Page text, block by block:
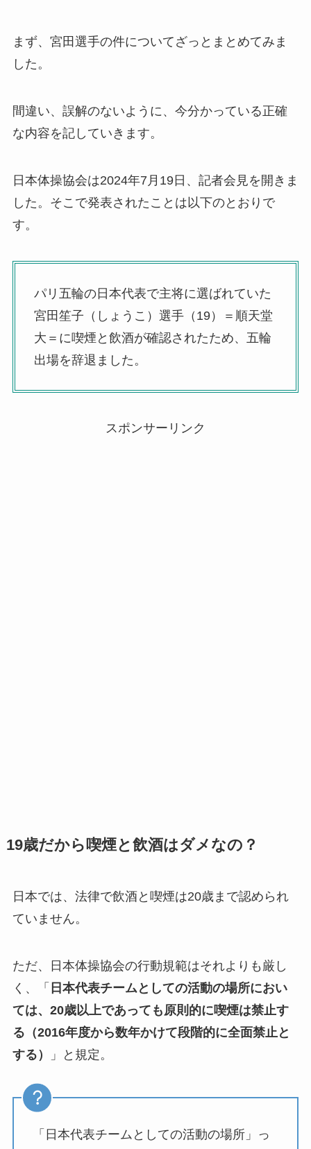
まず、宮田選手の件についてざっとまとめてみま
した。
間違い、誤解のないように、今分かっている正確
な内容を記していきます。
日本体操協会は2024年7月19日、記者会見を開きま
した。そこで発表されたことは以下のとおりで
す。
パリ五輪の日本代表で主将に選ばれていた
宮田笙子（しょうこ）選手（19）＝順天堂
大＝に喫煙と飲酒が確認されたため、五輪
出場を辞退ました。
スポンサーリンク
19歳だから喫煙と飲酒はダメなの？
日本では、法律で飲酒と喫煙は20歳まで認められ
ていません。
ただ、日本体操協会の行動規範はそれよりも厳し
く、「 日本代表チームとしての活動の場所におい
ては、20歳以上であっても原則的に喫煙は禁止す
る（2016年度から数年かけて段階的に全面禁止と
する）
」と規定。
「日本代表チームとしての活動の場所」っ